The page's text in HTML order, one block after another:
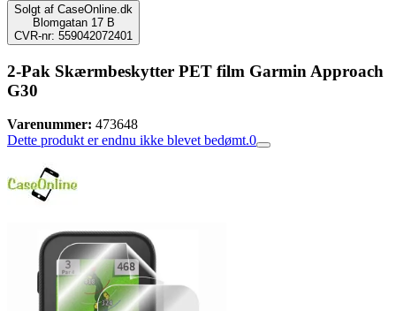
Solgt af CaseOnline.dk
Blomgatan 17 B
CVR-nr: 559042072401
2-Pak Skærmbeskytter PET film Garmin Approach
G30
Varenummer: 473648
Dette produkt er endnu ikke blevet bedømt.0